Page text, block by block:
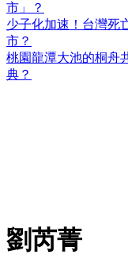
市」？
少子化加速！台灣死
市？
桃園龍潭大池的桐舟
典？
劉芮菁